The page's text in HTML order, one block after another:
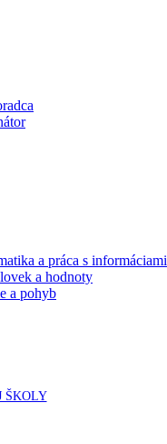
a práca s informáciami
a hodnoty
a pohyb
ŠKOLY